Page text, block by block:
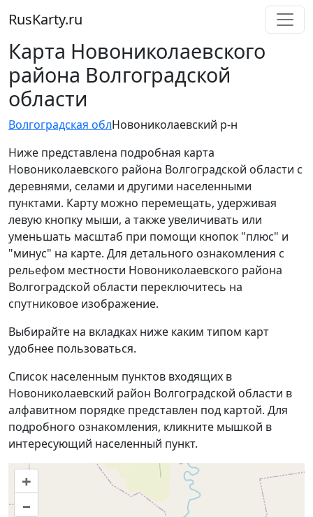
RusKarty.ru
Карта Новониколаевского
района Волгоградской
области
Волгоградская облНовониколаевский р-н
Ниже представлена подробная карта
Новониколаевского района Волгоградской области с
деревнями, селами и другими населенными
пунктами. Карту можно перемещать, удерживая
левую кнопку мыши, а также увеличивать или
уменьшать масштаб при помощи кнопок "плюс" и
"минус" на карте. Для детального ознакомления с
рельефом местности Новониколаевского района
Волгоградской области переключитесь на
спутниковое изображение.
Выбирайте на вкладках ниже каким типом карт
удобнее пользоваться.
Список населенным пунктов входящих в
Новониколаевский район Волгоградской области в
алфавитном порядке представлен под картой. Для
подробного ознакомления, кликните мышкой в
интересующий населенный пункт.
+
–